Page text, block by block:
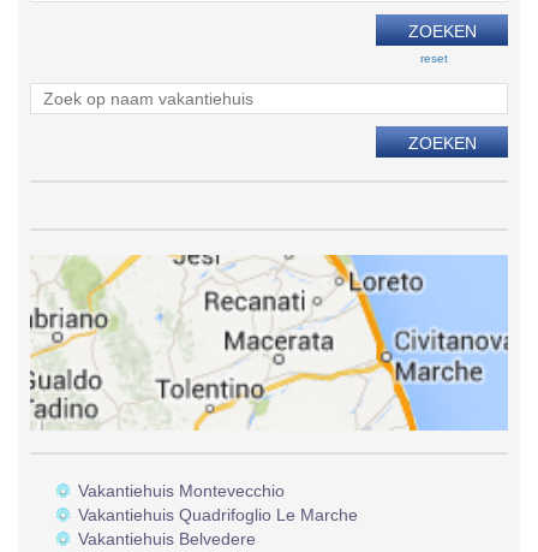
reset
Vakantiehuis Montevecchio
Vakantiehuis Quadrifoglio Le Marche
Vakantiehuis Belvedere